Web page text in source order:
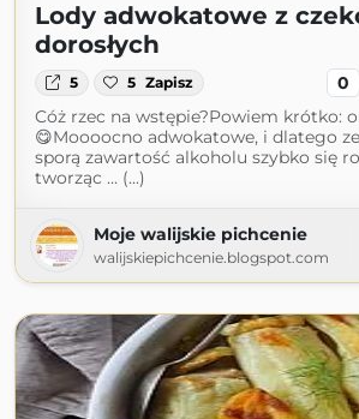
Lody adwokatowe z
dorosłych
5 5 Zapisz 0
Cóż rzec na wstępie?Powiem krótko:
😋Moooocno adwokatowe, i dlatego
sporą zawartość alkoholu szybko się
tworząc ... (...)
Moje walijskie pichcenie
walijskiepichcenie.blogspot.com